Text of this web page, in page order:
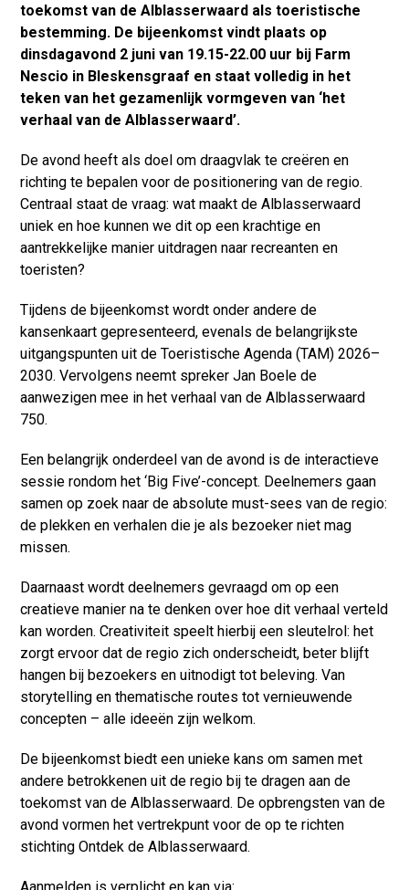
toekomst van de Alblasserwaard als toeristische
bestemming. De bijeenkomst vindt plaats op
dinsdagavond 2 juni van 19.15-22.00 uur bij Farm
Nescio in Bleskensgraaf en staat volledig in het
teken van het gezamenlijk vormgeven van ‘het
verhaal van de Alblasserwaard’.
De avond heeft als doel om draagvlak te creëren en
richting te bepalen voor de positionering van de regio.
Centraal staat de vraag: wat maakt de Alblasserwaard
uniek en hoe kunnen we dit op een krachtige en
aantrekkelijke manier uitdragen naar recreanten en
toeristen?
Tijdens de bijeenkomst wordt onder andere de
kansenkaart gepresenteerd, evenals de belangrijkste
uitgangspunten uit de Toeristische Agenda (TAM) 2026–
2030. Vervolgens neemt spreker Jan Boele de
aanwezigen mee in het verhaal van de Alblasserwaard
750.
Een belangrijk onderdeel van de avond is de interactieve
sessie rondom het ‘Big Five’-concept. Deelnemers gaan
samen op zoek naar de absolute must-sees van de regio:
de plekken en verhalen die je als bezoeker niet mag
missen.
Daarnaast wordt deelnemers gevraagd om op een
creatieve manier na te denken over hoe dit verhaal verteld
kan worden. Creativiteit speelt hierbij een sleutelrol: het
zorgt ervoor dat de regio zich onderscheidt, beter blijft
hangen bij bezoekers en uitnodigt tot beleving. Van
storytelling en thematische routes tot vernieuwende
concepten – alle ideeën zijn welkom.
De bijeenkomst biedt een unieke kans om samen met
andere betrokkenen uit de regio bij te dragen aan de
toekomst van de Alblasserwaard. De opbrengsten van de
avond vormen het vertrekpunt voor de op te richten
stichting Ontdek de Alblasserwaard.